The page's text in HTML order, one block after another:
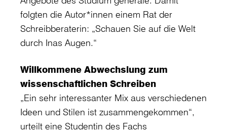
folgten die Autor*innen einem Rat der
Schreibberaterin: „Schauen Sie auf die Welt
durch Inas Augen.“
Willkommene Abwechslung zum
wissenschaftlichen Schreiben
„Ein sehr interessanter Mix aus verschiedenen
Ideen und Stilen ist zusammengekommen“,
urteilt eine Studentin des Fachs